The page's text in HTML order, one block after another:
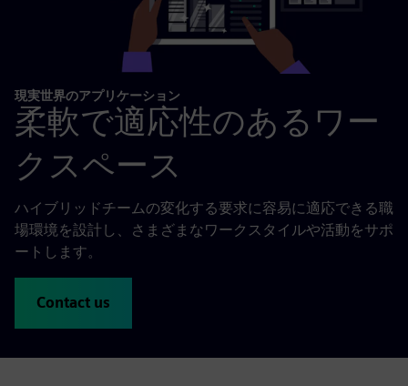
現実世界のアプリケーション
柔軟で適応性のあるワー
クスペース
ハイブリッドチームの変化する要求に容易に適応できる職
場環境を設計し、さまざまなワークスタイルや活動をサポ
ートします。
Contact us